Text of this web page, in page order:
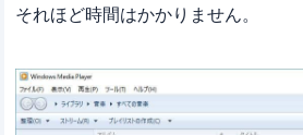
それほど時間はかかりません。